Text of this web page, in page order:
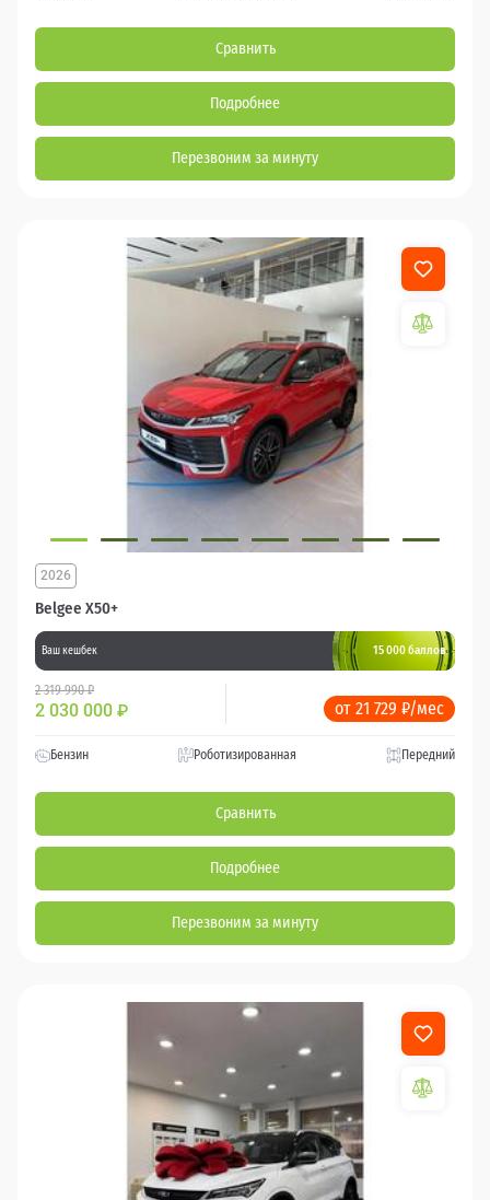
Сравнить
Подробнее
Перезвоним за минуту
Belgee X50+
2026
Ваш кешбек 15 000 баллов
2 319 990 ₽
2 030 000 ₽ от 21 729 ₽/мес
Бензин Роботизированная Передний
Сравнить
Подробнее
Перезвоним за минуту